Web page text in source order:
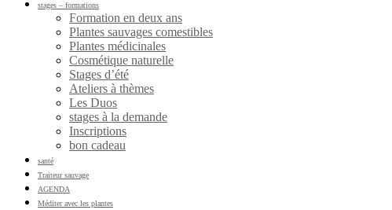
stages – formations
Formation en deux ans
Plantes sauvages comestibles
Plantes médicinales
Cosmétique naturelle
Stages d’été
Ateliers à thèmes
Les Duos
stages à la demande
Inscriptions
bon cadeau
santé
Traiteur sauvage
AGENDA
Méditer avec les plantes